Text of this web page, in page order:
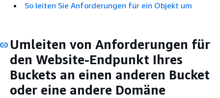
So leiten Sie Anforderungen für ein Objekt um
Umleiten von Anforderungen für
den Website-Endpunkt Ihres
Buckets an einen anderen Bucket
oder eine andere Domäne